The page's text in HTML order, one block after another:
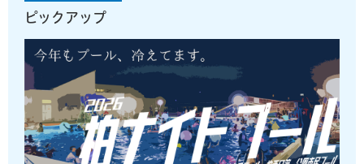
ピックアップ